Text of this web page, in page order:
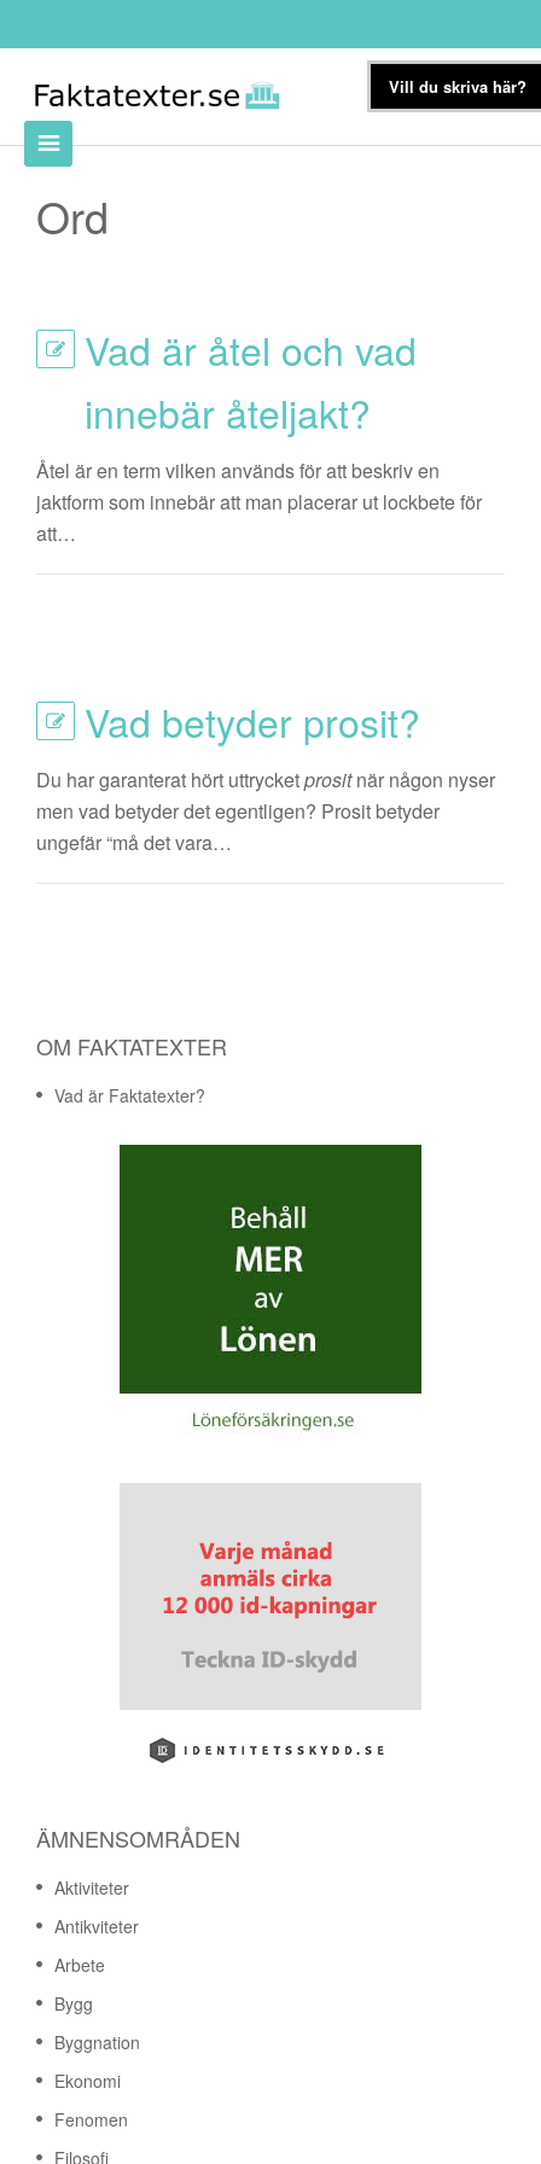
Ord
Vad är åtel och vad
innebär åteljakt?
Åtel är en term vilken används för att beskriv en
jaktform som innebär att man placerar ut lockbete för
att…
Vad betyder prosit?
Du har garanterat hört uttrycketprositnär någon nyser
men vad betyder det egentligen? Prosit betyder
ungefär “må det vara…
OM FAKTATEXTER
Vad är Faktatexter?
ÄMNENSOMRÅDEN
Aktiviteter
Antikviteter
Arbete
Bygg
Byggnation
Ekonomi
Fenomen
Filosofi
Vill du skriva här?